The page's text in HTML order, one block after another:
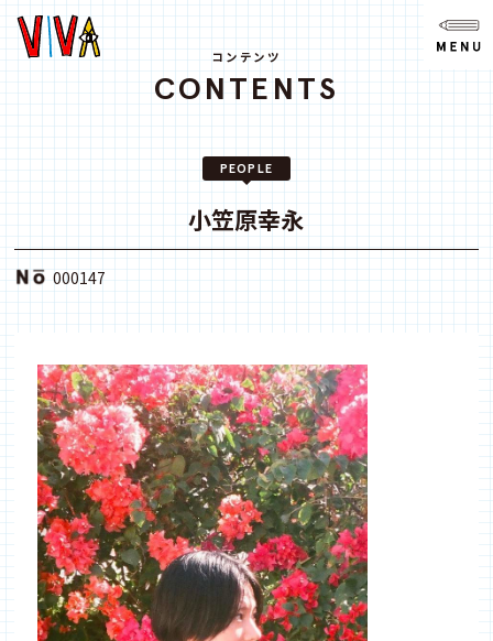
ニュース
ABOUT
SPACE
ACCESS
CONTACT
note
youtube
コンテンツ
CONTENTS
PEOPLE
小笠原幸永
000147